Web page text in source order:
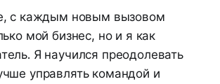
с каждым новым вызовом
мой бизнес, но и я как
Я научился преодолевать
управлять командой и